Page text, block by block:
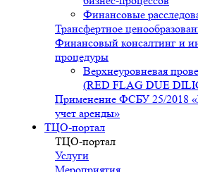
Финансовые
Трансфертное
Финансовый консалтинг и
процедуры
Верхнеуровневая
(RED FLAG DUE
Применение ФСБУ 25/2018
учет аренды»
ТЦО-портал
ТЦО-портал
Услуги